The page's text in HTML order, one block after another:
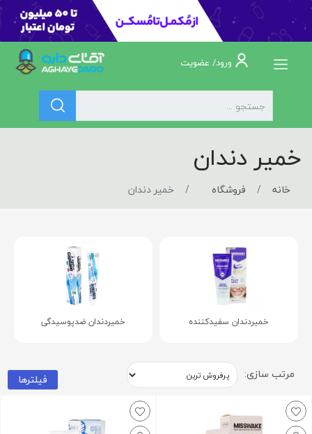
ورود/ عضویت
خمیر دندان
خانه فروشگاه خمیر دندان
خمیردندان سفیدکننده خمیردندان ضدپوسیدگی
مرتب سازی: فیلترها